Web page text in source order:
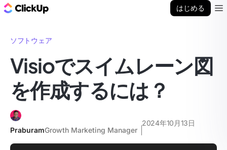
はじめる
ソフトウェア
Visioでスイムレーン図
を作成するには？
PraburamGrowth Marketing Manager
2024年10月13日